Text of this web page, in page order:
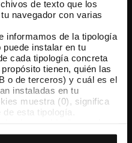
de texto que los
navegador con varias
informamos de la tipología
instalar en tu
cada tipología concreta
tienen, quién las
o de terceros) y cuál es el
instaladas en tu
muestra (0), significa
esta tipología.
en tu navegador.
billetes
Play